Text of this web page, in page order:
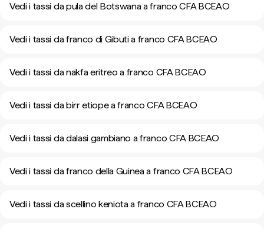
Vedi i tassi da pula del Botswana a franco CFA BCEAO
Vedi i tassi da franco di Gibuti a franco CFA BCEAO
Vedi i tassi da nakfa eritreo a franco CFA BCEAO
Vedi i tassi da birr etiope a franco CFA BCEAO
Vedi i tassi da dalasi gambiano a franco CFA BCEAO
Vedi i tassi da franco della Guinea a franco CFA BCEAO
Vedi i tassi da scellino keniota a franco CFA BCEAO